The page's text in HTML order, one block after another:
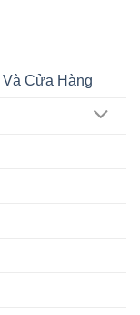
Cửa Hàng